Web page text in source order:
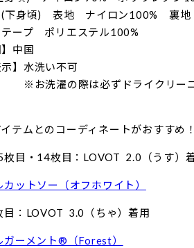
(下身頃) 表地 ナイロン100% 裏
テープ ポリエステル100%
】中国
示】水洗い不可
の際は必ずドライクリーニン
テムとのコーディネートがおすすめ！
目・14枚目： LOVOT 2.0（うす）
カットソー（オフホワイト）
目：LOVOT 3.0（ちゃ）着用
ガーメント®（Forest）